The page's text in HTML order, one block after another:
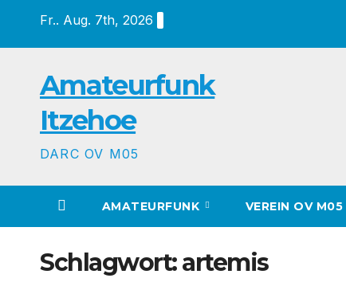
Fr.. Aug. 7th, 2026
Amateurfunk
Itzehoe
DARC OV M05
AMATEURFUNK VEREIN OV M05
Schlagwort:artemis